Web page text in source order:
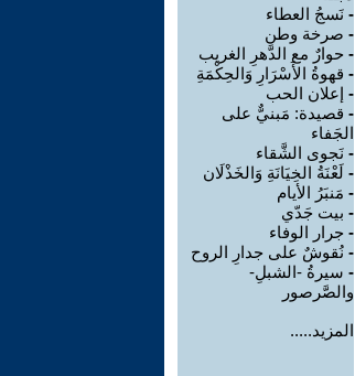
- نَسجُ العطاء
- صرخة وطن
- حوارٌ مع الدَّهرِ الغريب
- قهوةُ الأَسْرَارِ وَالحِكْمَةِ
- إعلان الحب
- قصيدة: مَبنيٌّ على
الجَفاء
- نَجوى الشَّقاء
- لَعْنَةُ الخِيَانَةِ وَالخَذْلَان
- مَنبَرُ الأيام
- بيت جَدّي
- جرار الوفاء
- نُقوشٌ على جدارِ الروح
- سيرةُ -الشبلِ-
والصَّرصور
المزيد.....